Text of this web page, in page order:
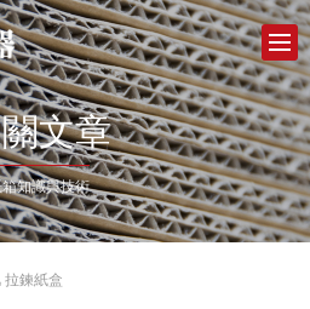
文章
知識與技術
拉鍊紙盒